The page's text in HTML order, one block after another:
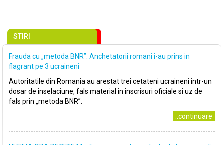
STIRI
Frauda cu „metoda BNR”. Anchetatorii romani i-au prins in
flagrant pe 3 ucraineni
Autoritatile din Romania au arestat trei cetateni ucraineni intr-un
dosar de inselaciune, fals material in inscrisuri oficiale si uz de
fals prin „metoda BNR”.
..continuare